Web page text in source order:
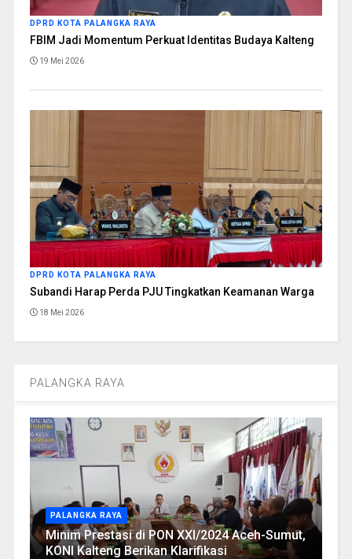
DPRD KOTA PALANGKA RAYA
FBIM Jadi Momentum Perkuat Identitas Budaya Kalteng
19 Mei 2026
DPRD KOTA PALANGKA RAYA
Subandi Harap Perda PJU Tingkatkan Keamanan Warga
18 Mei 2026
PALANGKA RAYA
PALANGKA RAYA
Minim Prestasi di PON XXI/2024 Aceh-Sumut,
KONI Kalteng Berikan Klarifikasi